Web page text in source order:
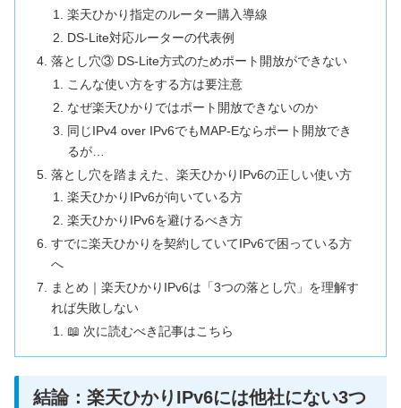
楽天ひかり指定のルーター購入導線
DS-Lite対応ルーターの代表例
落とし穴③ DS-Lite方式のためポート開放ができない
こんな使い方をする方は要注意
なぜ楽天ひかりではポート開放できないのか
同じIPv4 over IPv6でもMAP-Eならポート開放でき
るが…
落とし穴を踏まえた、楽天ひかりIPv6の正しい使い方
楽天ひかりIPv6が向いている方
楽天ひかりIPv6を避けるべき方
すでに楽天ひかりを契約していてIPv6で困っている方
へ
まとめ｜楽天ひかりIPv6は「3つの落とし穴」を理解す
れば失敗しない
📖 次に読むべき記事はこちら
結論：楽天ひかりIPv6には他社にない3つ